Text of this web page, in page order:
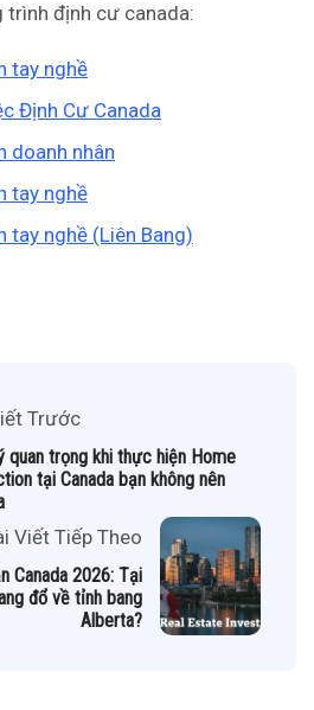
định cư canada:
tay nghề
Định Cư Canada
doanh nhân
tay nghề
tay nghề (Liên Bang)
Trước
quan trọng khi thực hiện Home
tại Canada bạn không nên
Viết Tiếp Theo
Canada 2026: Tại
đổ về tỉnh bang
Alberta?